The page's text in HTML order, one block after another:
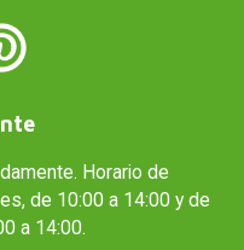
Horario de
de 10:00 a 14:00 y de
a 14:00.